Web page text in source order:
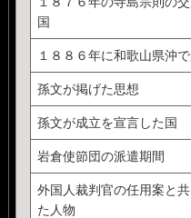
国
１８８６年に和歌山県沖
孫文が掲げた思想
孫文が成立を宣言した国
岩倉使節団の派遣期間
外国人裁判官の任用案と
た人物